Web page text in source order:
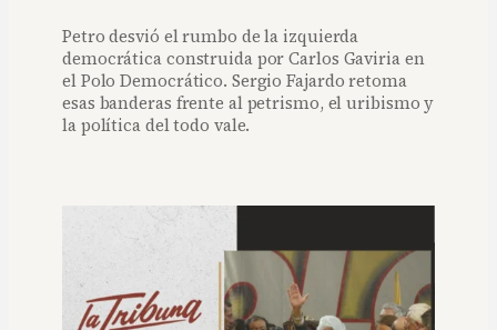
Petro desvió el rumbo de la izquierda
democrática construida por Carlos Gaviria en
el Polo Democrático. Sergio Fajardo retoma
esas banderas frente al petrismo, el uribismo y
la política del todo vale.